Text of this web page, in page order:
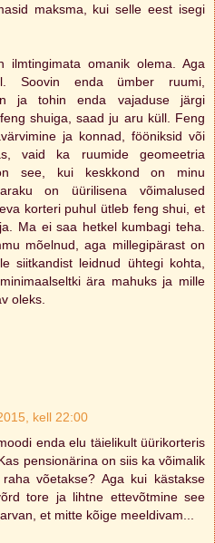
maksma, kui selle eest isegi
omanik olema. Aga
Soovin enda ümber ruumi,
ja tohin enda vajaduse järgi
shuiga, saad ju aru küll. Feng
ja konnad, fööniksid või
vaid ka ruumide geomeetria
see, kui keskkond on minu
on üürilisena võimalused
korteri puhul ütleb feng shui, et
Ma ei saa hetkel kumbagi teha.
mõelnud, aga millegipärast on
siitkandist leidnud ühtegi kohta,
ära mahuks ja mille
oleks.
kell 22:00
enda elu täielikult üürikorteris
pensionärina on siis ka võimalik
võetakse? Aga kui kästakse
tore ja lihtne ettevõtmine see
et mitte kõige meeldivam...